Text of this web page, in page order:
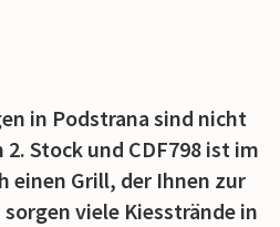
in Podstrana sind nicht
Stock und CDF798 ist im
einen Grill, der Ihnen zur
viele Kiesstrände in